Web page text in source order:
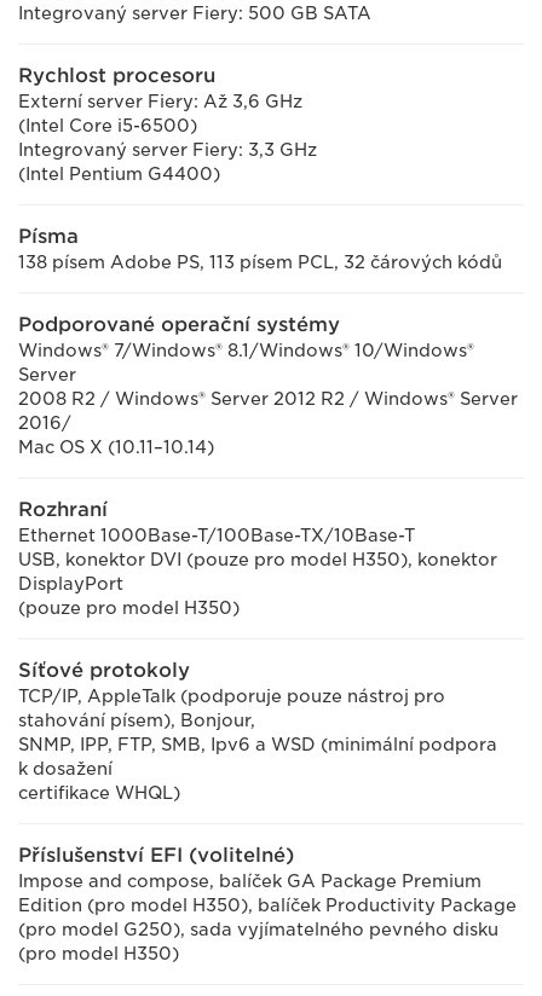
Integrovaný server Fiery: 500 GB SATA
Rychlost procesoru
Externí server Fiery: Až 3,6 GHz
(Intel Core i5-6500)
Integrovaný server Fiery: 3,3 GHz
(Intel Pentium G4400)
Písma
138 písem Adobe PS, 113 písem PCL, 32 čárových kódů
Podporované operační systémy
Windows® 7/Windows® 8.1/Windows® 10/Windows®
Server
2008 R2 / Windows® Server 2012 R2 / Windows® Server
2016/
Mac OS X (10.11–10.14)
Rozhraní
Ethernet 1000Base-T/100Base-TX/10Base-T
USB, konektor DVI (pouze pro model H350), konektor
DisplayPort
(pouze pro model H350)
Síťové protokoly
TCP/IP, AppleTalk (podporuje pouze nástroj pro
stahování písem), Bonjour,
SNMP, IPP, FTP, SMB, Ipv6 a WSD (minimální podpora
k dosažení
certifikace WHQL)
Příslušenství EFI (volitelné)
Impose and compose, balíček GA Package Premium
Edition (pro model H350), balíček Productivity Package
(pro model G250), sada vyjímatelného pevného disku
(pro model H350)